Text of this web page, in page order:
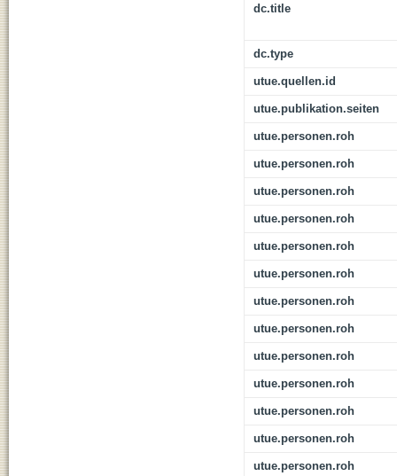
dc.title
dc.type
utue.quellen.id
utue.publikation.seiten
utue.personen.roh
utue.personen.roh
utue.personen.roh
utue.personen.roh
utue.personen.roh
utue.personen.roh
utue.personen.roh
utue.personen.roh
utue.personen.roh
utue.personen.roh
utue.personen.roh
utue.personen.roh
utue.personen.roh